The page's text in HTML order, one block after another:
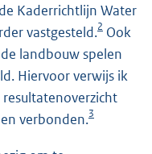
Kaderrichtlijn Water
vastgesteld.2 Ook
landbouw spelen
Hiervoor verwijs ik
verbonden.3